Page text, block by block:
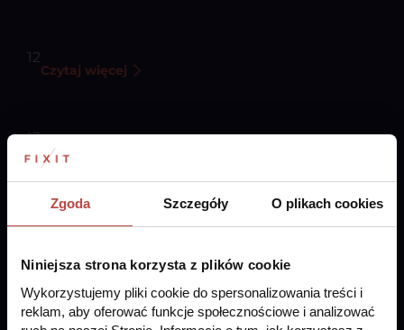
Zgoda Szczegóły O plikach cookies
Niniejsza strona korzysta z plików cookie
Wykorzystujemy pliki cookie do spersonalizowania treści i
reklam, aby oferować funkcje społecznościowe i analizować
12
Czytaj więcej
13Ograniczenie śladu węglowego
Czytaj więcej